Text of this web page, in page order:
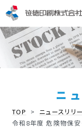
ニ
TOP > ニュースリリ
令和8年度 危険物保安